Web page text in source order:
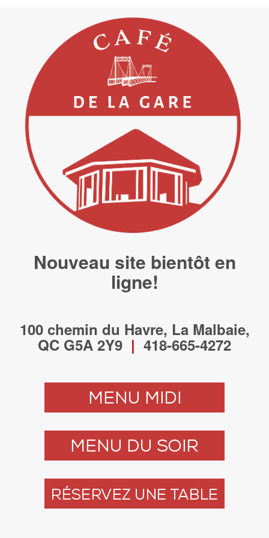
Nouveau site bientôt en
ligne!
100 chemin du Havre, La Malbaie,
QC G5A 2Y9 | 418-665-4272